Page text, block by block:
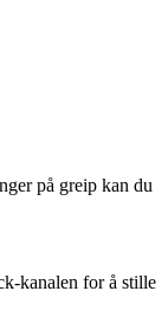
på greip kan du
kanalen for å stille